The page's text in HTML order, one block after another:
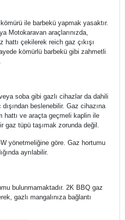
ile barbekü yapmak yasaktır.
Motokaravan araçlarınızda,
hattı çekilerek reich gaz çıkışı
kömürlü barbekü gibi zahmetli
soba gibi gazlı cihazlar da dahili
beslenebilir. Gaz cihazına
hattı ve araçta geçmeli kaplin ile
gaz tüpü taşımak zorunda değil.
yönetmeliğine göre. Gaz hortumu
ayrılabilir.
bulunmamaktadır. 2K BBQ gaz
gazlı mangalınıza bağlantı